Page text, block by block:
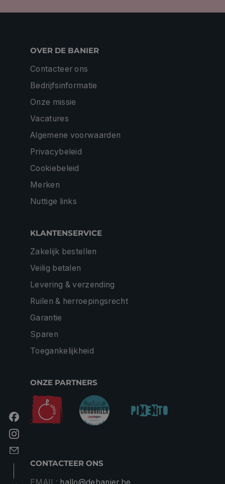
OVER DE BANIER
Contacteer ons
Bedrijfsinformatie
Onze missie
Vacatures
Algemene voorwaarden
Privacybeleid
Cookiebeleid
Merken
Nuttige links
KLANTENSERVICE
Zakelijk bestellen
Veilig betalen
Levering & verzending
Ruilen & herroepingsrecht
Garantie
Sparen
Toegankelijkheid
ONZE PARTNERS
CONTACTEER ONS